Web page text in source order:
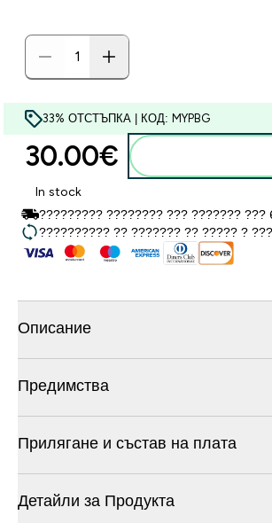
33% ОТСТЪПКА | КОД: MYPBG
30.00€‎
In stock
????????? ???????? ??? ??????? ???
?????????? ?? ??????? ?? ????? ?
Описание
Предимства
Прилягане и състав на плата
Детайли за Продукта